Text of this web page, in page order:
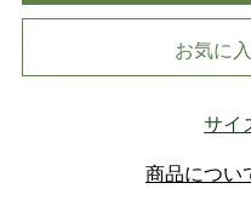
お気に
サイ
商品につい